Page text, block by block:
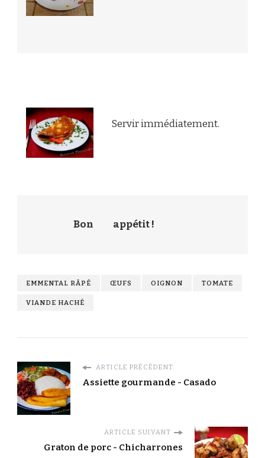
Servir immédiatement.
Bon appétit !
EMMENTAL RÂPÉ ŒUFS OIGNON TOMATE
VIANDE HACHÉ
ARTICLE PRÉCÉDENT
Assiette gourmande - Casado
ARTICLE SUIVANT
Graton de porc - Chicharrones